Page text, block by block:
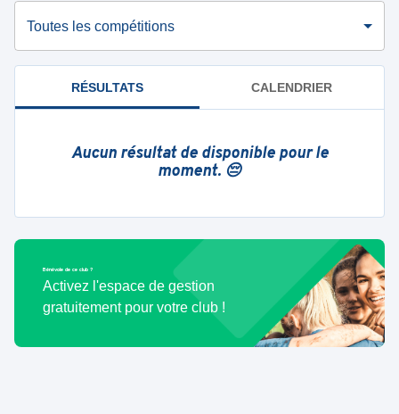
Toutes les compétitions
RÉSULTATS CALENDRIER
Aucun résultat de disponible pour le
moment. 😔
Bénévole de ce club ?
Activez l'espace de gestion
gratuitement pour votre club !